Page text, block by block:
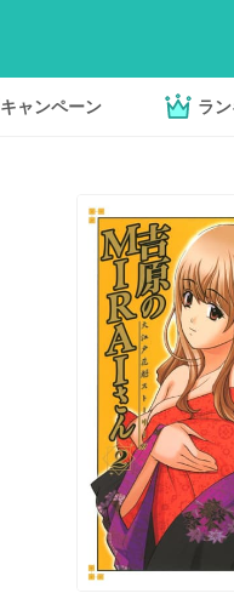
キャンペーン ラ